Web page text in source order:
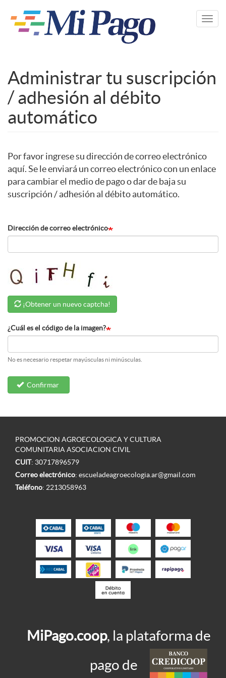
contenido
Administrar tu suscripción
/ adhesión al débito
automático
Por favor ingrese su dirección de correo electrónico
aquí. Se le enviará un correo electrónico con un enlace
para cambiar el medio de pago o dar de baja su
suscripción / adhesión al débito automático.
Dirección de correo electrónico
¡Obtener un nuevo captcha!
¿Cuál es el código de la imagen?
No es necesario respetar mayúsculas ni minúsculas.
Confirmar
PROMOCION AGROECOLOGICA Y CULTURA
COMUNITARIA ASOCIACION CIVIL
CUIT: 30717896579
Correo electrónico: escueladeagroecologia.ar@gmail.com
Teléfono: 2213058963
MiPago.coop, la plataforma de
pago de